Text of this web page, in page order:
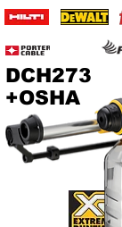
DCH273
+OSHA